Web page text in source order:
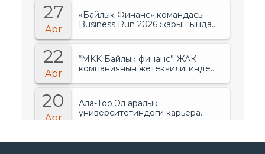
27
Apr
«Байлык Финанс» командасы
Business Run 2026 жарышында
уюмдардын арасында биринчи
22
Apr
“MKK Байлык финанс” ЖАК
компаниянын жетекчилигинде
20
Apr
Ала-Тоо Эл аралык
университетиндеги карьера
15